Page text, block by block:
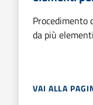
Procedimento
da più
VAI ALLA